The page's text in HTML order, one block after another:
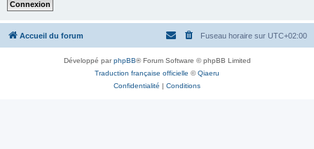
Accueil du forum Fuseau horaire sur UTC+02:00
Développé parphpBB® Forum Software © phpBB Limited
Traduction française officielle ©Qiaeru
Confidentialité | Conditions